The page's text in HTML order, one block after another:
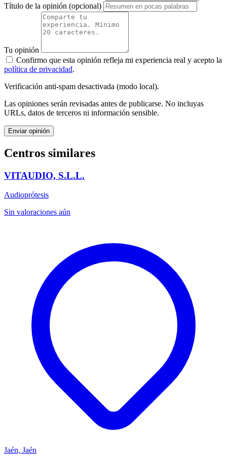
Título de la opinión (opcional)
Tu opinión
Confirmo que esta opinión refleja mi experiencia real y acepto la
política de privacidad.
Verificación anti-spam desactivada (modo local).
Las opiniones serán revisadas antes de publicarse. No incluyas
URLs, datos de terceros ni información sensible.
Enviar opinión
Centros similares
VITAUDIO, S.L.L.
Audioprótesis
Sin valoraciones aún
Jaén, Jaén